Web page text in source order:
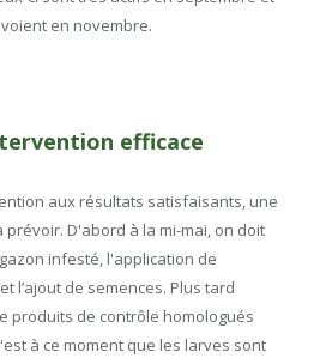
en novembre.
efficace
aux résultats satisfaisants, une
D'abord à la mi-mai, on doit
infesté, l'application de
l’ajout de semences. Plus tard
produits de contrôle homologués
à ce moment que les larves sont